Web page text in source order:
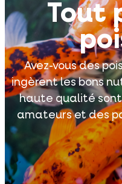
Tout
Avez-vous des
ingèrent les bons
haute qualité
amateurs et des